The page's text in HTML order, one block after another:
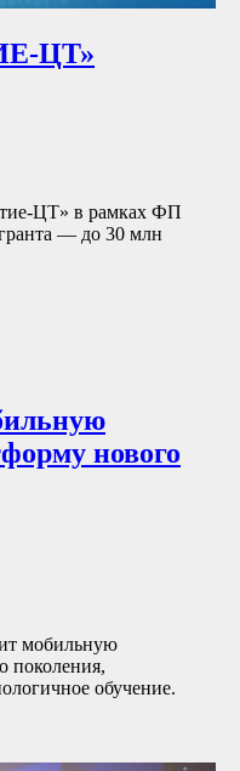
ЦТ»
ЦТ» в рамках ФП
— до 30 млн
нового
мобильную
поколения,
обучение.